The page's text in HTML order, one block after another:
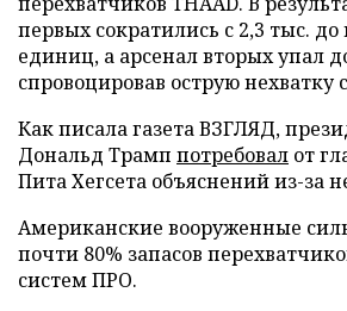
первых сократились с 2,3 тыс.
единиц, а арсенал вторых упал
спровоцировав острую нехватку
Как писала газета ВЗГЛЯД,
Дональд Трамп потребовал от
Пита Хегсета объяснений из-за
Американские вооруженные
почти 80% запасов
систем ПРО.